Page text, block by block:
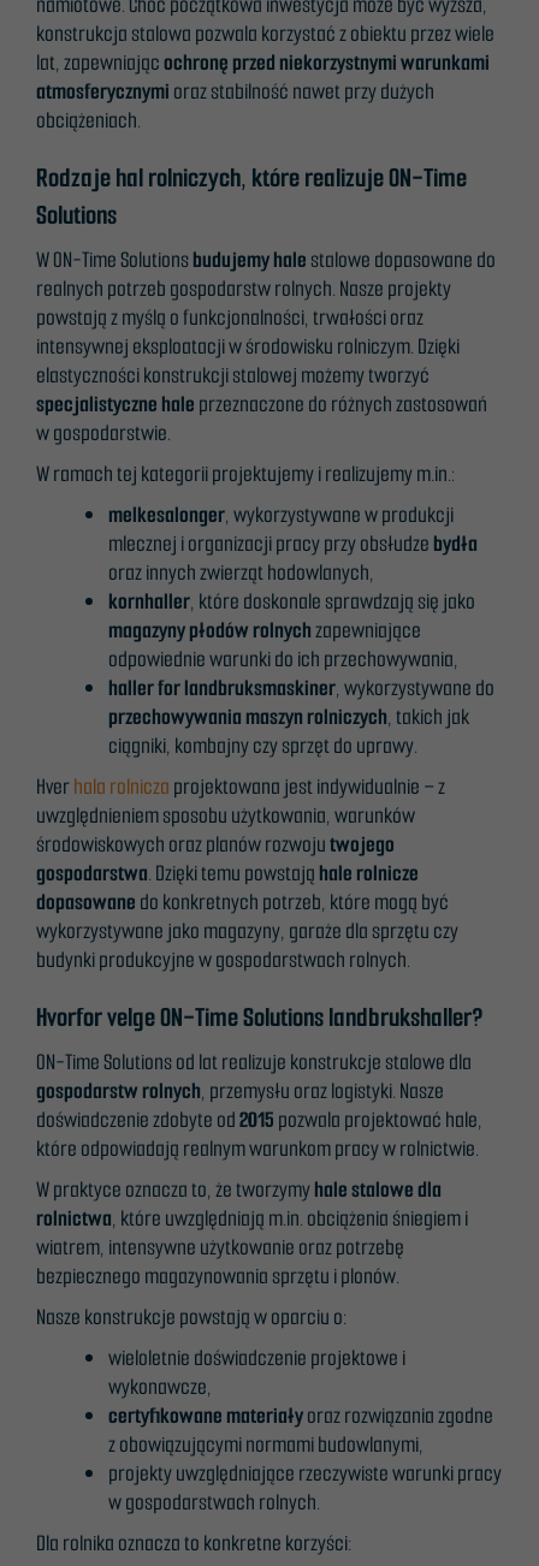
konstrukcja stalowa pozwala korzystać z obiektu przez wiele
lat, zapewniającochronę przed niekorzystnymi warunkami
atmosferycznymi oraz stabilność nawet przy dużych
obciążeniach.
Rodzaje hal rolniczych, które realizuje ON-Time
Solutions
W ON-Time Solutionsbudujemy hale stalowe dopasowane do
realnych potrzeb gospodarstw rolnych. Nasze projekty
powstają z myślą o funkcjonalności, trwałości oraz
intensywnej eksploatacji w środowisku rolniczym. Dzięki
elastyczności konstrukcji stalowej możemy tworzyć
specjalistyczne hale przeznaczone do różnych zastosowań
w gospodarstwie.
W ramach tej kategorii projektujemy i realizujemy m.in.:
melkesalonger, wykorzystywane w produkcji
mlecznej i organizacji pracy przy obsłudze bydła
oraz innych zwierząt hodowlanych,
kornhaller, które doskonale sprawdzają się jako
magazyny płodów rolnychzapewniające
odpowiednie warunki do ich przechowywania,
haller for landbruksmaskiner, wykorzystywane do
przechowywania maszyn rolniczych, takich jak
ciągniki, kombajny czy sprzęt do uprawy.
Hverhala rolnicza projektowana jest indywidualnie – z
uwzględnieniem sposobu użytkowania, warunków
środowiskowych oraz planów rozwojutwojego
gospodarstwa. Dzięki temu powstają hale rolnicze
dopasowane do konkretnych potrzeb, które mogą być
wykorzystywane jako magazyny, garaże dla sprzętu czy
budynki produkcyjne w gospodarstwach rolnych.
Hvorfor velge ON-Time Solutions landbrukshaller?
ON-Time Solutions od lat realizuje konstrukcje stalowe dla
gospodarstw rolnych, przemysłu oraz logistyki. Nasze
doświadczenie zdobyte od2015 pozwala projektować hale,
które odpowiadają realnym warunkom pracy w rolnictwie.
W praktyce oznacza to, że tworzymyhale stalowe dla
rolnictwa, które uwzględniają m.in. obciążenia śniegiem i
wiatrem, intensywne użytkowanie oraz potrzebę
bezpiecznego magazynowania sprzętu i plonów.
Nasze konstrukcje powstają w oparciu o:
wieloletnie doświadczenie projektowe i
wykonawcze,
certyfikowane materiałyoraz rozwiązania zgodne
z obowiązującymi normami budowlanymi,
projekty uwzględniające rzeczywiste warunki pracy
w gospodarstwach rolnych.
Dla rolnika oznacza to konkretne korzyści:
tilbud.